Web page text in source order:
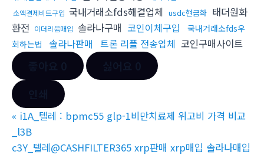
소액결제비트구입 국내거래소fds해결업체 usdc현금화 태더원화
환전 이더리움매입 솔라나구매 코인이체구입
국내거래소fds우
회하는법
솔라나판매 트론 리플 전송업체 코인구매사이트
« i1A_텔레 : bpmc55 glp-1비만치료제 위고비 가격 비교
_l3B
c3Y_텔레@CASHFILTER365 xrp판매 xrp매입 솔라나매입